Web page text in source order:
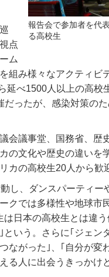
報告会で参加者を代
る高校生
点
ム
組み様々なアクティビ
延べ1500 人以上の高校
だったが、感染対策の
会議事堂、国務省、歴
の文化や歴史の違いを
カの高校生20 人から歓
し、ダンスパーティー
クでは多様性や地球市
日本の高校生とは違う
いう。さらに｢ジェン
ながった｣、｢自分が変
る人に出会うきっかけ